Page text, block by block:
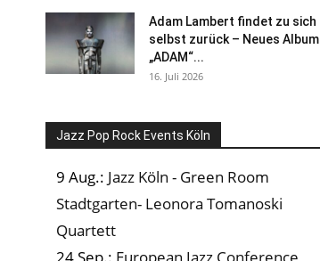
Adam Lambert findet zu sich
selbst zurück – Neues Album
„ADAM“...
16. Juli 2026
Jazz Pop Rock Events Köln
9 Aug.: Jazz Köln - Green Room
Stadtgarten- Leonora Tomanoski
Quartett